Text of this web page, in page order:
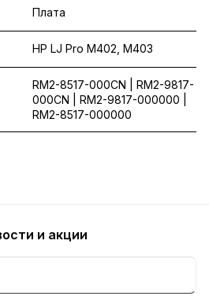
Плата
HP LJ Pro M402, M403
RM2-8517-000CN | RM2-9817-
000CN | RM2-9817-000000 |
RM2-8517-000000
и акции